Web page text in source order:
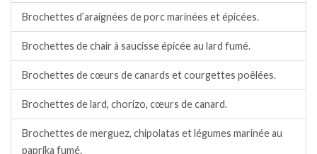
Brochettes d’araignées de porc marinées et épicées.
Brochettes de chair à saucisse épicée au lard fumé.
Brochettes de cœurs de canards et courgettes poêlées.
Brochettes de lard, chorizo, cœurs de canard.
Brochettes de merguez, chipolatas et légumes marinée au
paprika fumé.